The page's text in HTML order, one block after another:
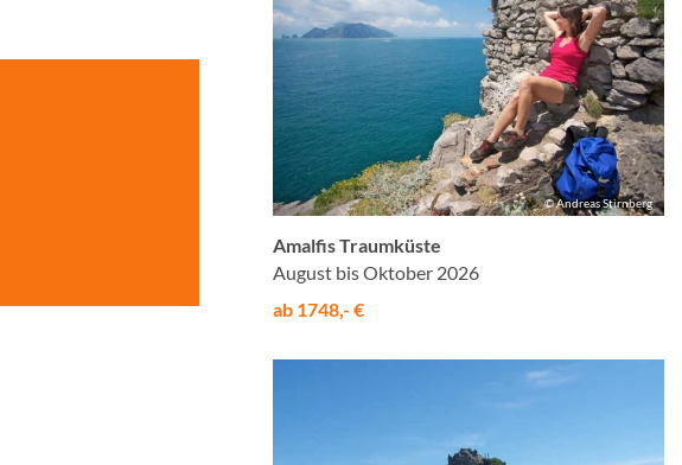
© Andreas Stirnberg
Amalfis Traumküste
August bis Oktober 2026
ab 1748,- €